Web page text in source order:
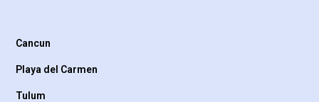
Cancun
Playa del Carmen
Tulum